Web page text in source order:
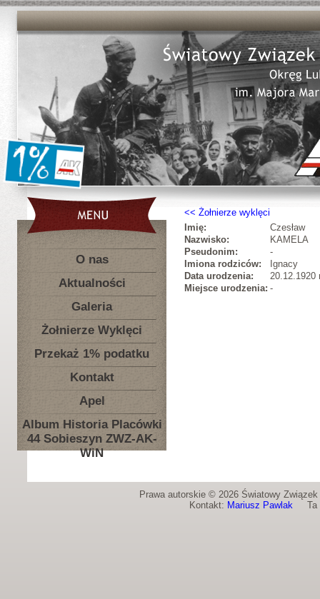
O nas
Aktualności
Galeria
Żołnierze Wyklęci
Przekaż 1% podatku
Kontakt
Apel
Album Historia Placówki
44 Sobieszyn ZWZ-AK-
WiN
Żołnierze wyklęci
Imię:
Czesław
Nazwisko:
KAMELA
Pseudonim:
-
Imiona rodziców:
Ignacy
Data urodzenia:
20.12.1920
Miejsce urodzenia: -
Prawa autorskie © 2026 Światowy
Kontakt: Mariusz PawlakTa